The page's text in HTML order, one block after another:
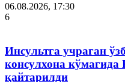
06.08.2026, 17:30
6
Инсультга учраган
консулхона кўмагида
қайтарилди